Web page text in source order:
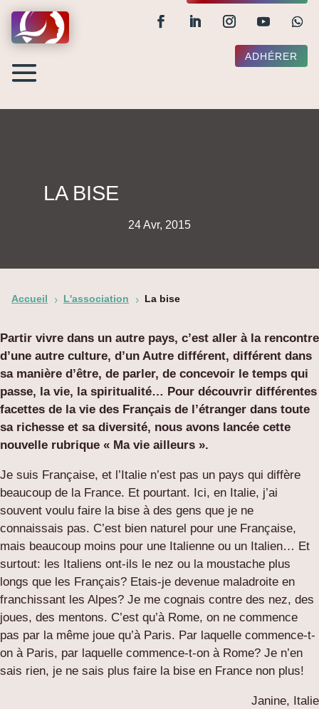
ADHÉRER
LA BISE
24 Avr, 2015
Accueil 5 L'association 5 La bise
Partir vivre dans un autre pays, c’est aller à la rencontre
d’une autre culture, d’un Autre différent, différent dans
sa manière d’être, de parler, de concevoir le temps qui
passe, la vie, la spiritualité… Pour découvrir différentes
facettes de la vie des Français de l’étranger dans toute
sa richesse et sa diversité, nous avons lancée cette
nouvelle rubrique « Ma vie ailleurs ».
Je suis Française, et l’Italie n’est pas un pays qui diffère
beaucoup de la France. Et pourtant. Ici, en Italie, j’ai
souvent voulu faire la bise à des gens que je ne
connaissais pas. C’est bien naturel pour une Française,
mais beaucoup moins pour une Italienne ou un Italien… Et
surtout: les Italiens ont-ils le nez ou la moustache plus
longs que les Français? Etais-je devenue maladroite en
franchissant les Alpes? Je me cognais contre des nez, des
joues, des mentons. C’est qu’à Rome, on ne commence
pas par la même joue qu’à Paris. Par laquelle commence-t-
on à Paris, par laquelle commence-t-on à Rome? Je n’en
sais rien, je ne sais plus faire la bise en France non plus!
Janine, Italie